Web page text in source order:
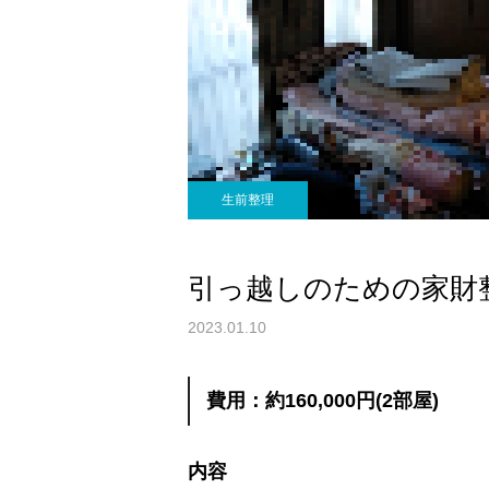
生前整理
引っ越しのための家財
2023.01.10
費用：約160,000円(2部屋)
内容